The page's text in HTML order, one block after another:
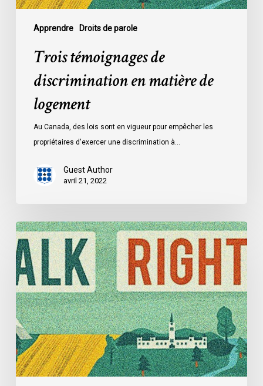
Apprendre Droits de parole
Trois témoignages de
discrimination en matière de
logement
Au Canada, des lois sont en vigueur pour empêcher les
propriétaires d'exercer une discrimination à…
Guest Author
avril 21, 2022
Trois
témoignages
de
discrimination
en
matière
de
logement